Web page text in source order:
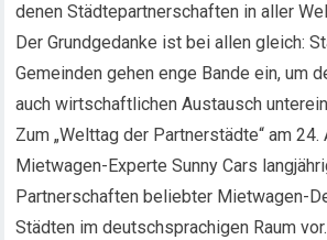
denen Städtepartnerschaften in aller
Der Grundgedanke ist bei allen gleich:
Gemeinden gehen enge Bande ein, um
auch wirtschaftlichen Austausch
Zum „Welttag der Partnerstädte“ am
Mietwagen-Experte Sunny Cars
Partnerschaften beliebter Mietwagen-
Städten im deutschsprachigen Raum vor.